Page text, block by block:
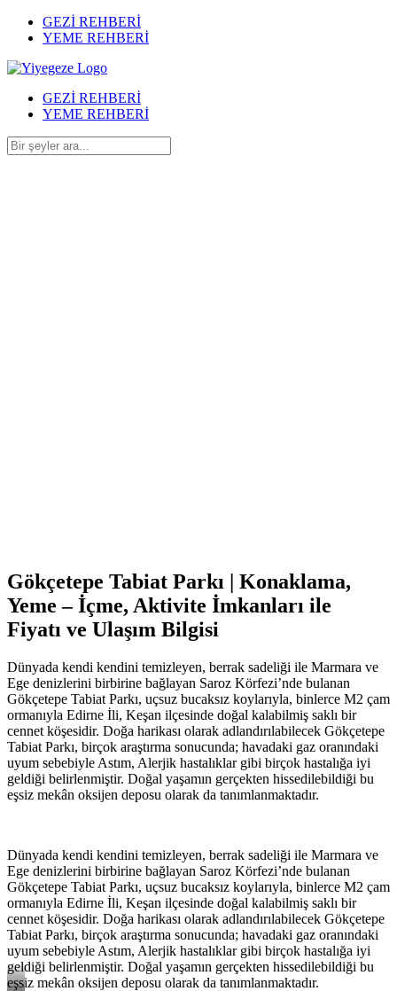
GEZİ REHBERİ
YEME REHBERİ
GEZİ REHBERİ
YEME REHBERİ
Gökçetepe Tabiat Parkı | Konaklama,
Yeme – İçme, Aktivite İmkanları ile
Fiyatı ve Ulaşım Bilgisi
Dünyada kendi kendini temizleyen, berrak sadeliği ile Marmara ve
Ege denizlerini birbirine bağlayan Saroz Körfezi’nde bulanan
Gökçetepe Tabiat Parkı, uçsuz bucaksız koylarıyla, binlerce M2 çam
ormanıyla Edirne İli, Keşan ilçesinde doğal kalabilmiş saklı bir
cennet köşesidir. Doğa harikası olarak adlandırılabilecek Gökçetepe
Tabiat Parkı, birçok araştırma sonucunda; havadaki gaz oranındaki
uyum sebebiyle Astım, Alerjik hastalıklar gibi birçok hastalığa iyi
geldiği belirlenmiştir. Doğal yaşamın gerçekten hissedilebildiği bu
eşsiz mekân oksijen deposu olarak da tanımlanmaktadır.
Dünyada kendi kendini temizleyen, berrak sadeliği ile Marmara ve
Ege denizlerini birbirine bağlayan Saroz Körfezi’nde bulanan
Gökçetepe Tabiat Parkı, uçsuz bucaksız koylarıyla, binlerce M2 çam
ormanıyla Edirne İli, Keşan ilçesinde doğal kalabilmiş saklı bir
cennet köşesidir. Doğa harikası olarak adlandırılabilecek Gökçetepe
Tabiat Parkı, birçok araştırma sonucunda; havadaki gaz oranındaki
uyum sebebiyle Astım, Alerjik hastalıklar gibi birçok hastalığa iyi
geldiği belirlenmiştir. Doğal yaşamın gerçekten hissedilebildiği bu
eşsiz mekân oksijen deposu olarak da tanımlanmaktadır.